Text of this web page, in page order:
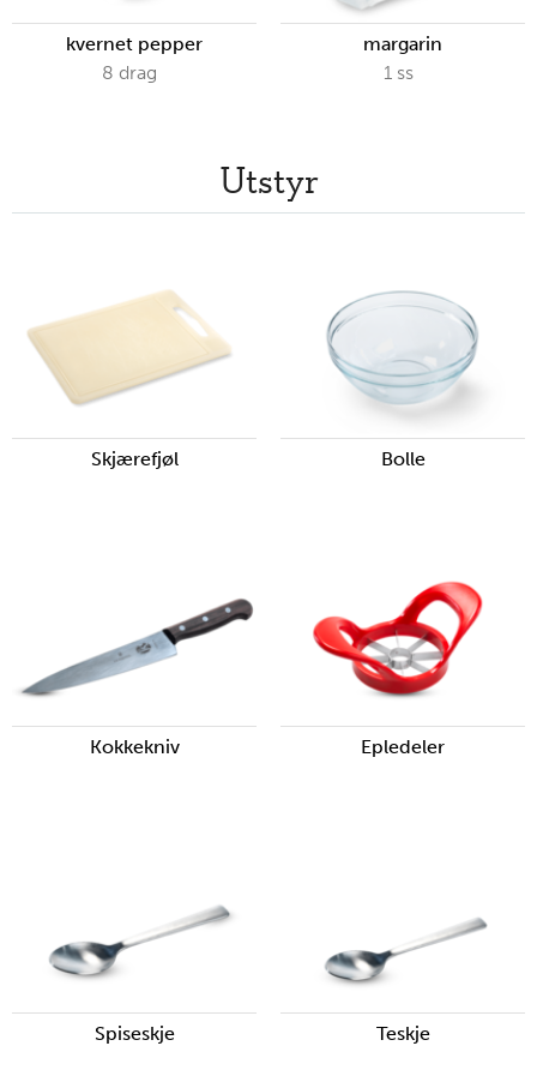
kvernet pepper
8 drag
margarin
1 ss
Utstyr
Skjærefjøl Bolle
Kokkekniv Epledeler
Spiseskje Teskje